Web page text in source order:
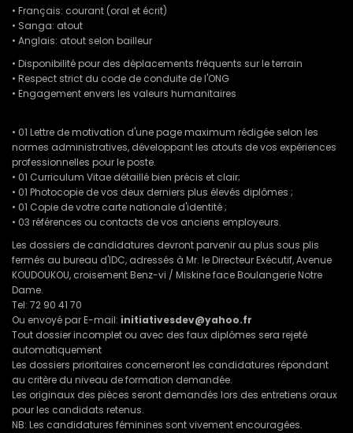
• Français: courant (oral et écrit)
• Sanga: atout
• Anglais: atout selon bailleur
• Disponibilité pour des déplacements fréquents sur le terrain
• Respect strict du code de conduite de l'ONG
• Engagement envers les valeurs humanitaires
• 01 Lettre de motivation d'une page maximum rédigée selon les
normes administratives, développant les atouts de vos expériences
professionnelles pour le poste.
• 01 Curriculum Vitae détaillé bien précis et clair;
• 01 Photocopie de vos deux derniers plus élevés diplômes ;
• 01 Copie de votre carte nationale d'identité ;
• 03 références ou contacts de vos anciens employeurs.
Les dossiers de candidatures devront parvenir au plus sous plis
fermés au bureau d'IDC, adressés à Mr. le Directeur Exécutif, Avenue
KOUDOUKOU, croisement Benz-vi / Miskine face Boulangerie Notre
Dame.
Tel: 72 90 41 70
Ou envoyé par E-mail: initiativesdev@yahoo.fr
Tout dossier incomplet ou avec des faux diplômes sera rejeté
automatiquement
Les dossiers prioritaires concerneront les candidatures répondant
au critère du niveau de formation demandée.
Les originaux des pièces seront demandés lors des entretiens oraux
pour les candidats retenus.
NB: Les candidatures féminines sont vivement encouragées.